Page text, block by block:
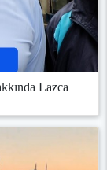
Lazca